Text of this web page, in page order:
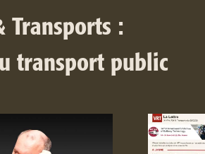
Transports :
transport public